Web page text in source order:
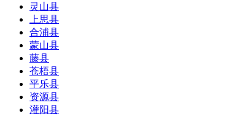
灵山县
上思县
合浦县
蒙山县
藤县
苍梧县
平乐县
资源县
灌阳县